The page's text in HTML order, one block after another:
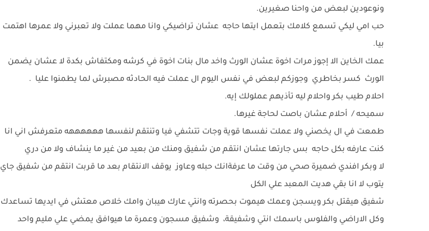
ونوعودين لبعض من واحنا صغيرين.
حب امي ليكي تسمع كلامك بتعمل ايتها حاجه عشان تراضيكي وانا مهما عملت ولا تعبرني ولا عمرها اهتمت
بيا.
عمك الخاين الا إجوز مرات اخوة عشان الورث واخد مال بنات اخوة في كرشه ومكتفاش بكدة لا عشان يضمن
الورث كسر بخاطري وجوزكم لبعض في نفس اليوم ال عملت فيه الحادثه مصبرش لما يطمنوا عليا .
احلام طيب بكر واحلام ليه تأذيهم عملولك إيه.
سميحه / أحلام عشان باصت لحاجة غيرها.
طمعت في ال يخصني ولا عملت نفسها قوية وجات تتشفي فيا وتنتقم لنفسها ههههههه متعرفش اني انا
كنت عارفه بكل حاجه بس جارتها عشان انتقم من شفيق ومنك من بعيد من غير ما ينشاف ولا من دري
لا وبكر افندي ضميرة صحي من وقت ما عرفةانك حبله وعاوز يوقف الانتقام بعد ما قربت انتقم من شفيق جاي
يتوب لا انا بقي هديت المعبد علي الكل
شفيق هيقتل بكر ويسجن وعمك هيموت بحصرته وانتي عارك هيبان وامك خلاص معتش في ايديها تساعدك
وكل الاراضي والفلوس باسمك انتي وشفيقة، وشفيق مسجون وعمرة ما هيوافق يمضي علي مليم واحد